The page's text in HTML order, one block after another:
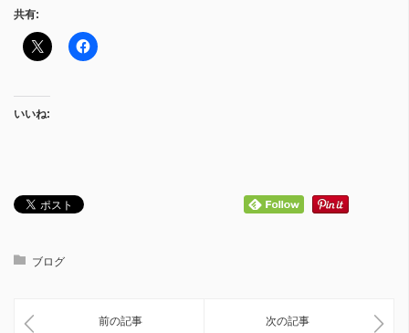
共有:
いいね:
ブログ
前の記事 次の記事